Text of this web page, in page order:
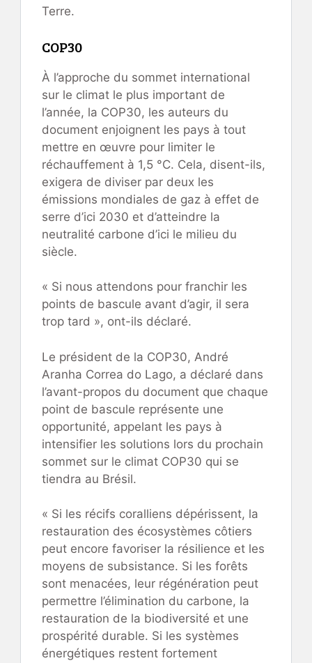
Terre.
COP30
À l’approche du sommet international
sur le climat le plus important de
l’année, la COP30, les auteurs du
document enjoignent les pays à tout
mettre en œuvre pour limiter le
réchauffement à 1,5 °C. Cela, disent-ils,
exigera de diviser par deux les
émissions mondiales de gaz à effet de
serre d’ici 2030 et d’atteindre la
neutralité carbone d’ici le milieu du
siècle.
« Si nous attendons pour franchir les
points de bascule avant d’agir, il sera
trop tard », ont-ils déclaré.
Le président de la COP30, André
Aranha Correa do Lago, a déclaré dans
l’avant-propos du document que chaque
point de bascule représente une
opportunité, appelant les pays à
intensifier les solutions lors du prochain
sommet sur le climat COP30 qui se
tiendra au Brésil.
« Si les récifs coralliens dépérissent, la
restauration des écosystèmes côtiers
peut encore favoriser la résilience et les
moyens de subsistance. Si les forêts
sont menacées, leur régénération peut
permettre l’élimination du carbone, la
restauration de la biodiversité et une
prospérité durable. Si les systèmes
énergétiques restent fortement